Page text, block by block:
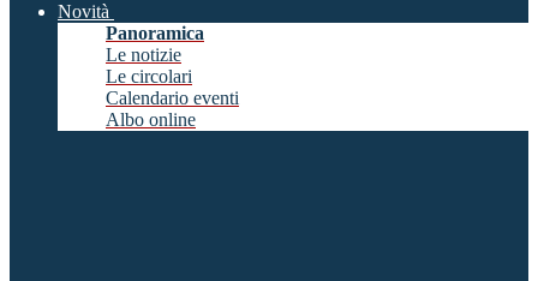
Novità
Panoramica
Le notizie
Le circolari
Calendario eventi
Albo online